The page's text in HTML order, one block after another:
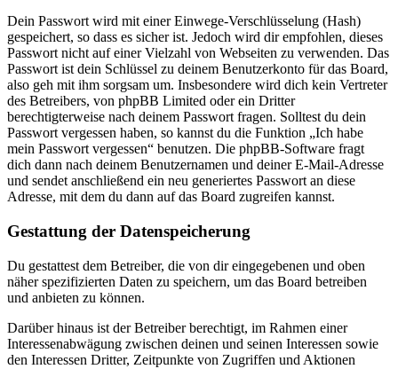
Dein Passwort wird mit einer Einwege-Verschlüsselung (Hash)
gespeichert, so dass es sicher ist. Jedoch wird dir empfohlen, dieses
Passwort nicht auf einer Vielzahl von Webseiten zu verwenden. Das
Passwort ist dein Schlüssel zu deinem Benutzerkonto für das Board,
also geh mit ihm sorgsam um. Insbesondere wird dich kein Vertreter
des Betreibers, von phpBB Limited oder ein Dritter
berechtigterweise nach deinem Passwort fragen. Solltest du dein
Passwort vergessen haben, so kannst du die Funktion „Ich habe
mein Passwort vergessen“ benutzen. Die phpBB-Software fragt
dich dann nach deinem Benutzernamen und deiner E-Mail-Adresse
und sendet anschließend ein neu generiertes Passwort an diese
Adresse, mit dem du dann auf das Board zugreifen kannst.
Gestattung der Datenspeicherung
Du gestattest dem Betreiber, die von dir eingegebenen und oben
näher spezifizierten Daten zu speichern, um das Board betreiben
und anbieten zu können.
Darüber hinaus ist der Betreiber berechtigt, im Rahmen einer
Interessenabwägung zwischen deinen und seinen Interessen sowie
den Interessen Dritter, Zeitpunkte von Zugriffen und Aktionen